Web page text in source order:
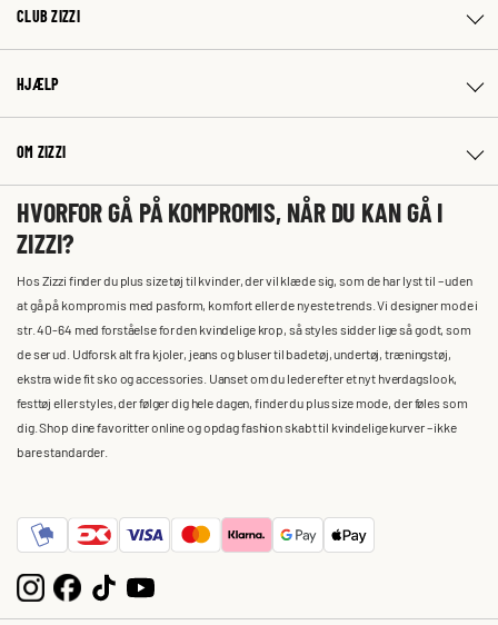
CLUB ZIZZI
HJÆLP
OM ZIZZI
HVORFOR GÅ PÅ KOMPROMIS, NÅR DU KAN GÅ I
ZIZZI?
Hos Zizzi finder du plus size tøj til kvinder, der vil klæde sig, som de har lyst til – uden
at gå på kompromis med pasform, komfort eller de nyeste trends. Vi designer mode i
str. 40-64 med forståelse for den kvindelige krop, så styles sidder lige så godt, som
de ser ud. Udforsk alt fra kjoler, jeans og bluser til badetøj, undertøj, træningstøj,
ekstra wide fit sko og accessories. Uanset om du leder efter et nyt hverdagslook,
festtøj eller styles, der følger dig hele dagen, finder du plus size mode, der føles som
dig. Shop dine favoritter online og opdag fashion skabt til kvindelige kurver – ikke
bare standarder.